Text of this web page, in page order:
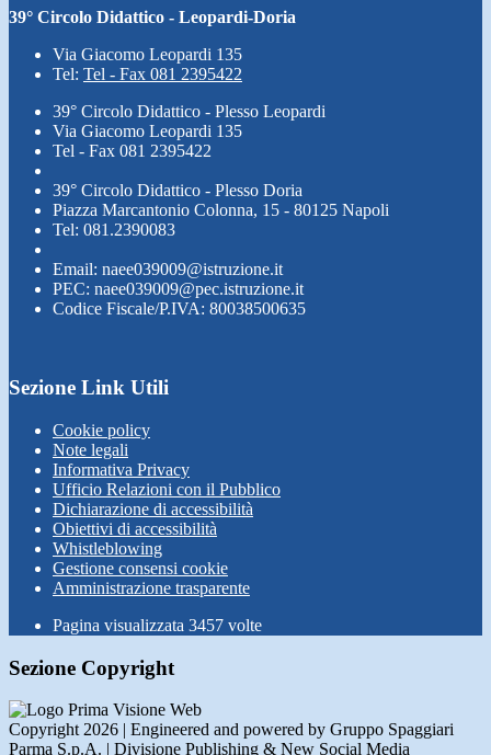
39° Circolo Didattico - Leopardi-Doria
Via Giacomo Leopardi 135
Tel: Tel - Fax 081 2395422
39° Circolo Didattico - Plesso Leopardi
Via Giacomo Leopardi 135
Tel - Fax 081 2395422
39° Circolo Didattico - Plesso Doria
Piazza Marcantonio Colonna, 15 - 80125 Napoli
Tel: 081.2390083
Email: naee039009@istruzione.it
PEC: naee039009@pec.istruzione.it
Codice Fiscale/P.IVA: 80038500635
Sezione Link Utili
Cookie policy
Note legali
Informativa Privacy
Ufficio Relazioni con il Pubblico
Dichiarazione di accessibilità
Obiettivi di accessibilità
Whistleblowing
Gestione consensi cookie
Amministrazione trasparente
Pagina visualizzata 3457 volte
Sezione Copyright
Copyright 2026 | Engineered and powered by Gruppo Spaggiari
Parma S.p.A. | Divisione Publishing & New Social Media